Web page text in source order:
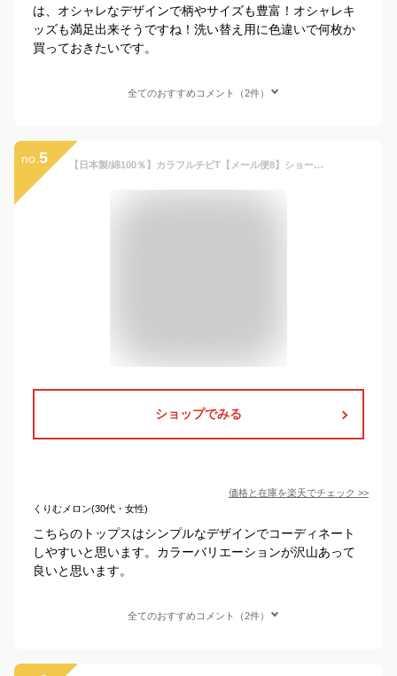
は、オシャレなデザインで柄やサイズも豊富！オシャレキ
ッズも満足出来そうですね！洗い替え用に色違いで何枚か
買っておきたいです。
全てのおすすめコメント（2件）
no. 5 【日本製/綿100％】カラフルチビT【メール便8】ショート丈/Tシャツ/ショートTシャツ/短め/クロップド丈/半袖/ミニT へそだし キッズ/ジュニア/ガールズ/女の子 ダンス/ヒップホップ ダンスウェア/衣装 インナー 無地 カラフル コットン オルチャン/韓国
ショップでみる
価格と在庫を楽天でチェック >>
くりむメロン(30代・女性)
こちらのトップスはシンプルなデザインでコーディネート
しやすいと思います。カラーバリエーションが沢山あって
良いと思います。
全てのおすすめコメント（2件）